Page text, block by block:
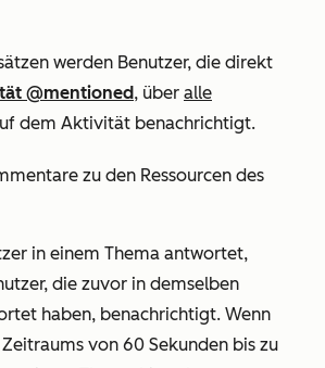
werden Benutzer, die direkt
@mentioned, über alle
dem Aktivität benachrichtigt.
zu den Ressourcen des
in einem Thema antwortet,
die zuvor in demselben
haben, benachrichtigt. Wenn
von 60 Sekunden bis zu